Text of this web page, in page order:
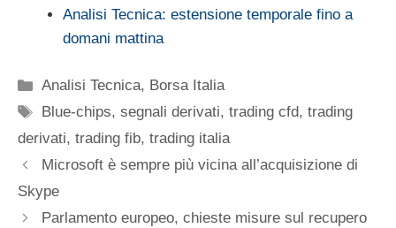
Analisi Tecnica: estensione temporale fino a
domani mattina
Categorie
Analisi Tecnica, Borsa Italia
Tag
Blue-chips,segnali derivati,trading cfd,trading
derivati, trading fib, trading italia
Microsoft è sempre più vicina all’acquisizione di
Skype
Parlamento europeo, chieste misure sul recupero